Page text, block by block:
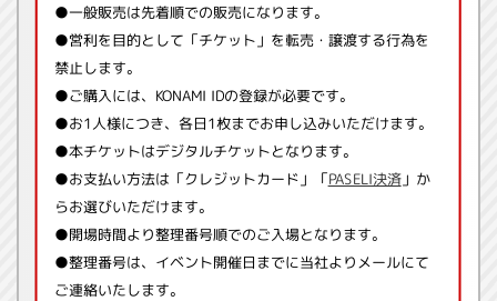
●一般販売は先着順での販売になります。
●営利を目的として「チケット」を転売・譲渡する行為を
禁止します。
●ご購入には、KONAMI IDの登録が必要です。
●お1人様につき、各日1枚までお申し込みいただけます。
●本チケットはデジタルチケットとなります。
●お支払い方法は「クレジットカード」「PASELI決済」か
らお選びいただけます。
●開場時間より整理番号順でのご入場となります。
●整理番号は、イベント開催日までに当社よりメールにて
ご連絡いたします。